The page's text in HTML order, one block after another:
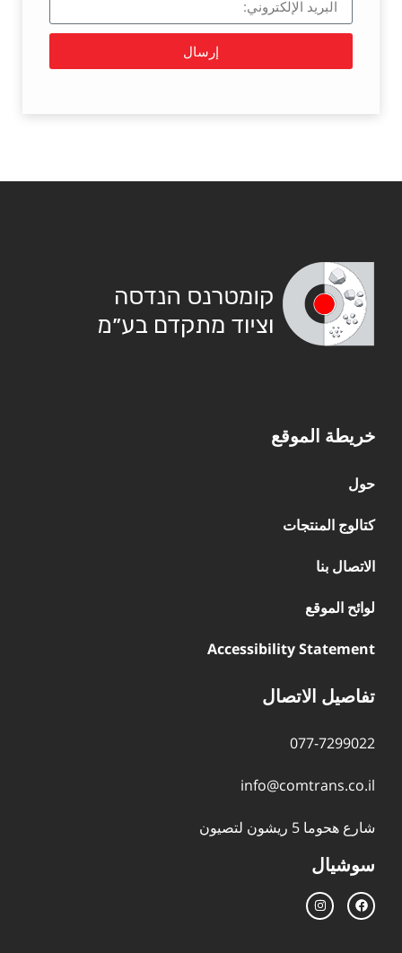
إرسال
خريطة الموقع
حول
كتالوج المنتجات
الاتصال بنا
لوائح الموقع
Accessibility Statement
تفاصيل الاتصال
077-7299022
info@comtrans.co.il
شارع هحوما 5 ريشون لتصيون
سوشيال